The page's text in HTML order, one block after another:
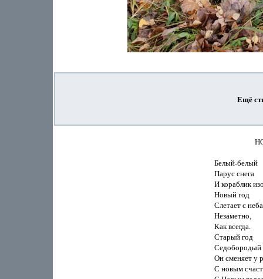
Ещё
Белый-белый
Парус снега
И кораблик
Новый год
Слетает с неба
Незаметно,
Как всегда.
Старый год
Седобородый
Он сменяет у
С новым